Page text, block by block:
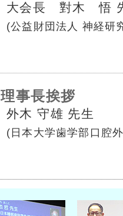
大会長 對木 悟
(公益財団法人 神経研
理事長挨拶
外木 守雄 先生
(日本大学歯学部口腔